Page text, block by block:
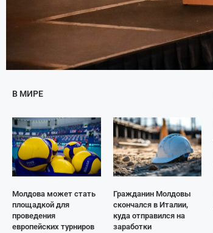
В МИРЕ
Молдова может стать
площадкой для
проведения
европейских турниров
Гражданин Молдовы
скончался в Италии,
куда отправился на
заработки